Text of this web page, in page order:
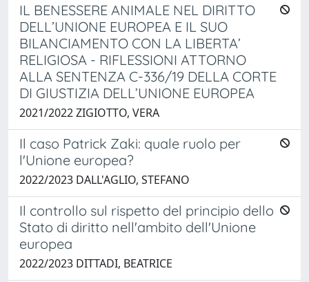
IL BENESSERE ANIMALE NEL DIRITTO
DELL’UNIONE EUROPEA E IL SUO
BILANCIAMENTO CON LA LIBERTA’
RELIGIOSA - RIFLESSIONI ATTORNO
ALLA SENTENZA C-336/19 DELLA CORTE
DI GIUSTIZIA DELL’UNIONE EUROPEA
2021/2022 ZIGIOTTO, VERA
Il caso Patrick Zaki: quale ruolo per
l'Unione europea?
2022/2023 DALL'AGLIO, STEFANO
Il controllo sul rispetto del principio dello
Stato di diritto nell'ambito dell'Unione
europea
2022/2023 DITTADI, BEATRICE